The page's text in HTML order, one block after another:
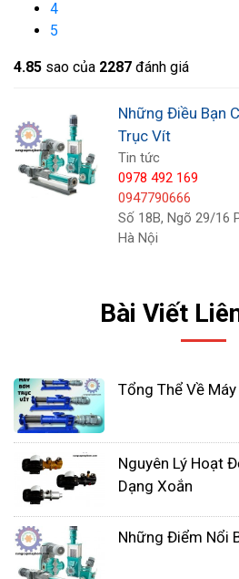
đổi tùy thuộc vào mục đích
Những Điều Bạn
Máy Bơm Trục Vít
Dưới đây là một số điều bạn
trục vít:
Nguyên lý hoạt động:
4
5
4.85 sao của 2287 đánh giá
Những Điều Bạn
Trục Vít
Tin tức
0978 492 169
0947790666
Số 18B, Ngõ 29/16
Hà Nội
Bài Viết
Tổng Thể Về
Nguyên Lý Hoạt
Dạng Xoắn
Những Điểm Nổi